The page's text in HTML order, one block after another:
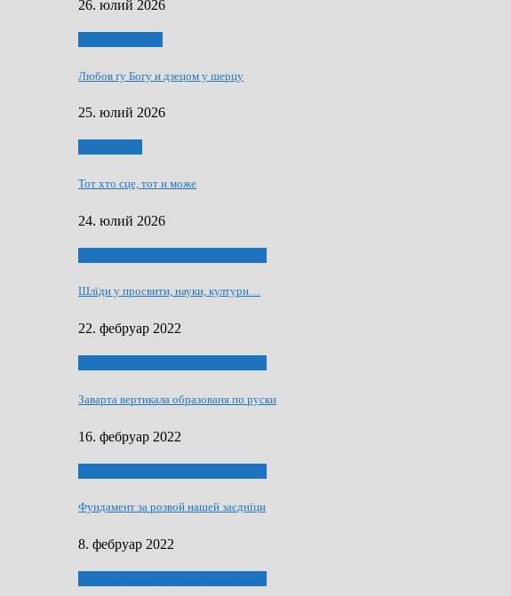
26. юлий 2026
Любов ґу Богу и дзецом у шерцу
25. юлий 2026
Тот хто сце, тот и може
24. юлий 2026
Шлїди у просвити, науки, култури…
22. фебруар 2022
Заварта вертикала образованя по руски
16. фебруар 2022
Фундамент за розвой нашей заєднїци
8. фебруар 2022